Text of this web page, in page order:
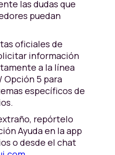
las dudas que
puedan
oficiales de
información
a la línea
Opción 5 para
específicos de
repórtelo
Ayuda en la app
o desde el chat